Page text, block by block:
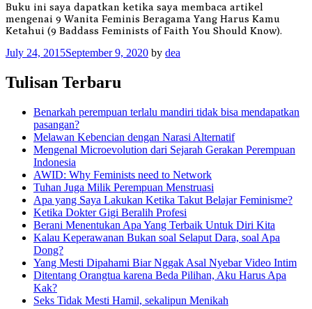
Buku ini saya dapatkan ketika saya membaca artikel
mengenai 9 Wanita Feminis Beragama Yang Harus Kamu
Ketahui (9 Baddass Feminists of Faith You Should Know).
July 24, 2015September 9, 2020 by dea
Tulisan Terbaru
Benarkah perempuan terlalu mandiri tidak bisa mendapatkan
pasangan?
Melawan Kebencian dengan Narasi Alternatif
Mengenal Microevolution dari Sejarah Gerakan Perempuan
Indonesia
AWID: Why Feminists need to Network
Tuhan Juga Milik Perempuan Menstruasi
Apa yang Saya Lakukan Ketika Takut Belajar Feminisme?
Ketika Dokter Gigi Beralih Profesi
Berani Menentukan Apa Yang Terbaik Untuk Diri Kita
Kalau Keperawanan Bukan soal Selaput Dara, soal Apa
Dong?
Yang Mesti Dipahami Biar Nggak Asal Nyebar Video Intim
Ditentang Orangtua karena Beda Pilihan, Aku Harus Apa
Kak?
Seks Tidak Mesti Hamil, sekalipun Menikah